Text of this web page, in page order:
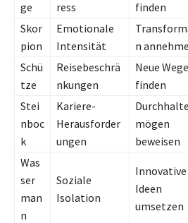
ge ress finden
Skor
pion
Emotionale
Intensität
n
Schü
tze
Reisebeschrä
nkungen
Neue Wege
finden
Stei
nboc
k
Kariere-
Herausforder
ungen
mögen
beweisen
Was
ser
man
n
Soziale
Isolation
Innovative
Ideen
umsetzen